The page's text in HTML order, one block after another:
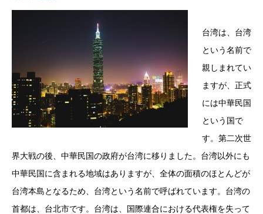
台湾は、台湾
という名前で
親しまれてい
ますが、正式
には中華民国
という国で
す。第二次世
界大戦の後、中華民国の政府が台湾に移りました。台湾以外にも
中華民国に含まれる地域はありますが、全体の面積のほとんどが
台湾本島となるため、台湾という名前で呼ばれています。台湾の
首都は、台北市です。台湾は、国際連合における代表権を失って